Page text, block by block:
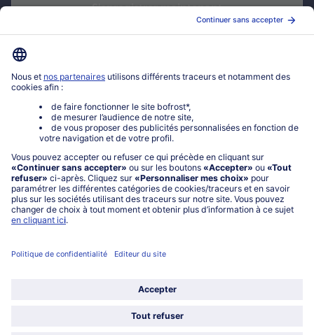
S'enregistrer maintenant
Mon compte bofrost*
service@bofrost.fr
0801 902 406
Lu-Ve : 9h - 20h (appel non surtaxé)